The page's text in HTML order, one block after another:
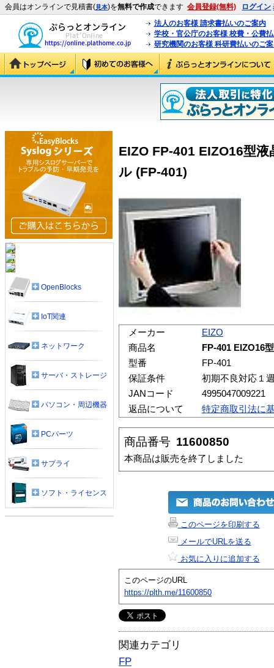
会員はオンラインで見積書(見本)を無料で作成できます 会員登録(無料) ログイン
法人のお客様 請求書払いのご案内
学校・官公庁のお客様 校費・公費
研究機関のお客様 科研費払いのご
EIZO FP-401 EIZO16型
ル (FP-401)
メーカー
EIZO
商品名
FP-401 EIZO16
型番
FP-401
保証条件
初期不良対応１
JANコード
4995047009221
返品について
特定商取引法に
商品番号 11600850
本商品は販売を終了しました
このページを印刷する
メールでURLを送る
お気に入りに追加する
このページのURL
https://plth.me/11600850
関連カテゴリ
FP
OpenBlocks
IoT関連
ネットワーク
サーバ・ストレージ
パソコン・周辺機器
PCパーツ
サプライ
ソフト・ライセンス